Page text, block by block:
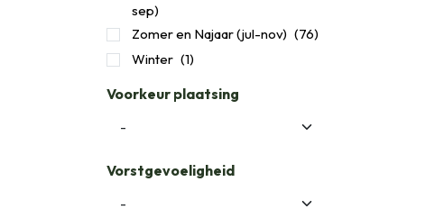
sep)
Zomer en Najaar (jul-nov) (76)
Winter (1)
Voorkeur plaatsing
Vorstgevoeligheid